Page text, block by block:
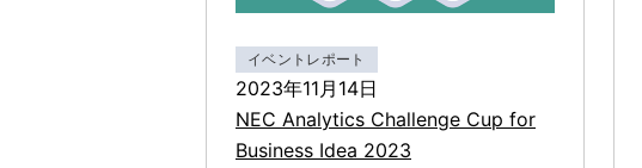
イベントレポート
2023年11月14日
NEC Analytics Challenge Cup for
Business Idea 2023